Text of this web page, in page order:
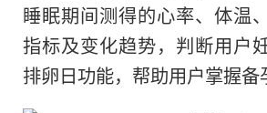
睡眠期间测得的心率、体温
指标及变化趋势，判断用户
排卵日功能，帮助用户掌握备